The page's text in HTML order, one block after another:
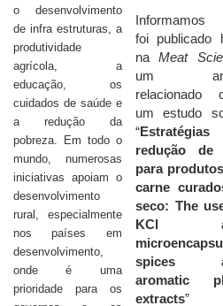
o desenvolvimento
de infra estruturas, a
produtividade
agrícola, a
educação, os
cuidados de saúde e
a redução da
pobreza. Em todo o
mundo, numerosas
iniciativas apoiam o
desenvolvimento
rural, especialmente
nos países em
desenvolvimento,
onde é uma
prioridade para os
Informamos
foi publicado
naMeat
um
relacionado
um estudo
“
redução de
para
carne
seco: The
KCl
spices
aromatic
extracts”